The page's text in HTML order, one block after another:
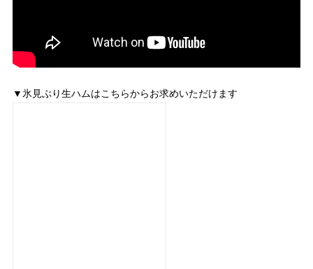
▼氷見ぶり生ハムはこちらからお求めいただけます